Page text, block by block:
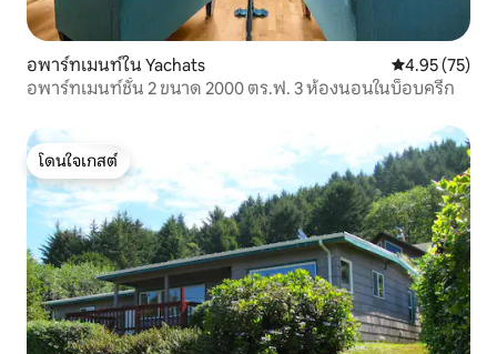
อพาร์ทเมนท์ใน Yachats คะแนนเฉลี่ย
4.95 (75)
อพาร์ทเมนท์ชั้น 2 ขนาด 2000 ตร.ฟ. 3 ห้องนอนในบ็อบครีก
โดนใจเกสต์
โดนใจเกสต์